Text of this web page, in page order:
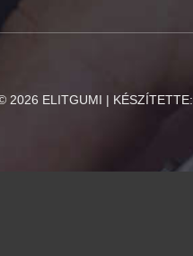
2026 ELITGUMI | KÉSZÍTETTE: